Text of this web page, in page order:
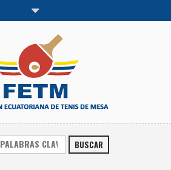
BUSCAR